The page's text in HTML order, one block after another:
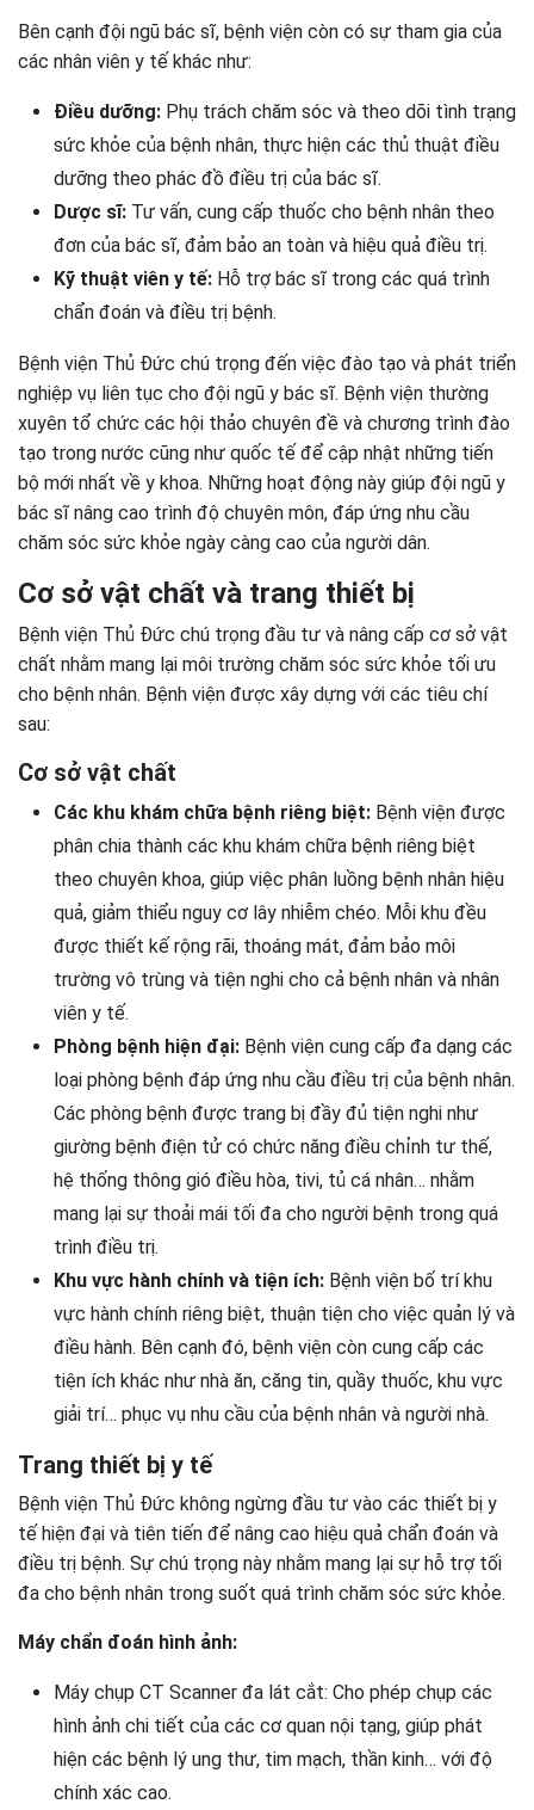
Bên cạnh đội ngũ bác sĩ, bệnh viện còn có sự tham gia của
các nhân viên y tế khác như:
Điều dưỡng: Phụ trách chăm sóc và theo dõi tình trạng
sức khỏe của bệnh nhân, thực hiện các thủ thuật điều
dưỡng theo phác đồ điều trị của bác sĩ.
Dược sĩ: Tư vấn, cung cấp thuốc cho bệnh nhân theo
đơn của bác sĩ, đảm bảo an toàn và hiệu quả điều trị.
Kỹ thuật viên y tế: Hỗ trợ bác sĩ trong các quá trình
chẩn đoán và điều trị bệnh.
Bệnh viện Thủ Đức chú trọng đến việc đào tạo và phát triển
nghiệp vụ liên tục cho đội ngũ y bác sĩ. Bệnh viện thường
xuyên tổ chức các hội thảo chuyên đề và chương trình đào
tạo trong nước cũng như quốc tế để cập nhật những tiến
bộ mới nhất về y khoa. Những hoạt động này giúp đội ngũ y
bác sĩ nâng cao trình độ chuyên môn, đáp ứng nhu cầu
chăm sóc sức khỏe ngày càng cao của người dân.
Cơ sở vật chất và trang thiết bị
Bệnh viện Thủ Đức chú trọng đầu tư và nâng cấp cơ sở vật
chất nhằm mang lại môi trường chăm sóc sức khỏe tối ưu
cho bệnh nhân. Bệnh viện được xây dựng với các tiêu chí
sau:
Cơ sở vật chất
Các khu khám chữa bệnh riêng biệt: Bệnh viện được
phân chia thành các khu khám chữa bệnh riêng biệt
theo chuyên khoa, giúp việc phân luồng bệnh nhân hiệu
quả, giảm thiểu nguy cơ lây nhiễm chéo. Mỗi khu đều
được thiết kế rộng rãi, thoáng mát, đảm bảo môi
trường vô trùng và tiện nghi cho cả bệnh nhân và nhân
viên y tế.
Phòng bệnh hiện đại: Bệnh viện cung cấp đa dạng các
loại phòng bệnh đáp ứng nhu cầu điều trị của bệnh nhân.
Các phòng bệnh được trang bị đầy đủ tiện nghi như
giường bệnh điện tử có chức năng điều chỉnh tư thế,
hệ thống thông gió điều hòa, tivi, tủ cá nhân… nhằm
mang lại sự thoải mái tối đa cho người bệnh trong quá
trình điều trị.
Khu vực hành chính và tiện ích: Bệnh viện bố trí khu
vực hành chính riêng biệt, thuận tiện cho việc quản lý và
điều hành. Bên cạnh đó, bệnh viện còn cung cấp các
tiện ích khác như nhà ăn, căng tin, quầy thuốc, khu vực
giải trí… phục vụ nhu cầu của bệnh nhân và người nhà.
Trang thiết bị y tế
Bệnh viện Thủ Đức không ngừng đầu tư vào các thiết bị y
tế hiện đại và tiên tiến để nâng cao hiệu quả chẩn đoán và
điều trị bệnh. Sự chú trọng này nhằm mang lại sự hỗ trợ tối
đa cho bệnh nhân trong suốt quá trình chăm sóc sức khỏe.
Máy chẩn đoán hình ảnh:
Máy chụp CT Scanner đa lát cắt: Cho phép chụp các
hình ảnh chi tiết của các cơ quan nội tạng, giúp phát
hiện các bệnh lý ung thư, tim mạch, thần kinh… với độ
chính xác cao.